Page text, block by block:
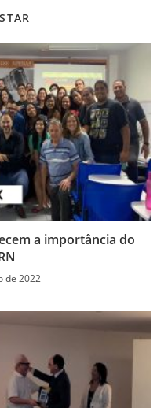
ri
e
n
dl
y
a importância do
de 2022